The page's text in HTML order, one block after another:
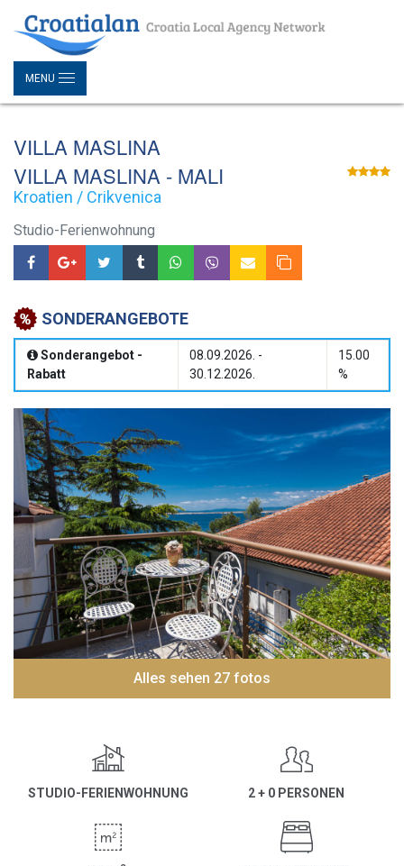
MENU
VILLA MASLINA
VILLA MASLINA - MALI
Kroatien / Crikvenica
Studio-Ferienwohnung
SONDERANGEBOTE
Sonderangebot -
Rabatt
08.09.2026. -
30.12.2026.
15.00
%
Alles sehen 27 fotos
STUDIO-FERIENWOHNUNG 2 + 0 PERSONEN